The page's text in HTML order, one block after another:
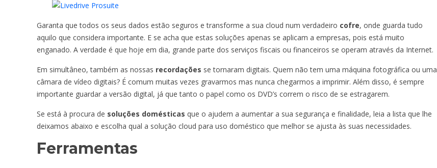
Garanta que todos os seus dados estão seguros e transforme a sua cloud num verdadeiro cofre, onde guarda tudo
aquilo que considera importante. E se acha que estas soluções apenas se aplicam a empresas, pois está muito
enganado. A verdade é que hoje em dia, grande parte dos serviços fiscais ou financeiros se operam através da Internet.
Em simultâneo, também as nossas recordações se tornaram digitais. Quem não tem uma máquina fotográfica ou uma
câmara de vídeo digitais? É comum muitas vezes gravarmos mas nunca chegarmos a imprimir. Além disso, é sempre
importante guardar a versão digital, já que tanto o papel como os DVD’s correm o risco de se estragarem.
Se está à procura de soluções domésticas que o ajudem a aumentar a sua segurança e finalidade, leia a lista que lhe
deixamos abaixo e escolha qual a solução cloud para uso doméstico que melhor se ajusta às suas necessidades.
Ferramentas